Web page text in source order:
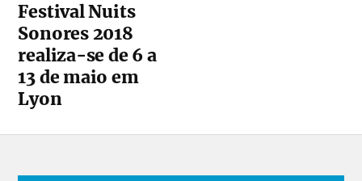
Festival Nuits
Sonores 2018
realiza-se de 6 a
13 de maio em
Lyon